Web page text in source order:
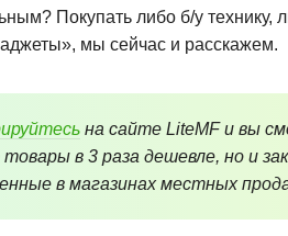
Покупать либо б/у технику,
мы сейчас и расскажем.
на сайте LiteMF и вы
в 3 раза дешевле, но и
в магазинах местных